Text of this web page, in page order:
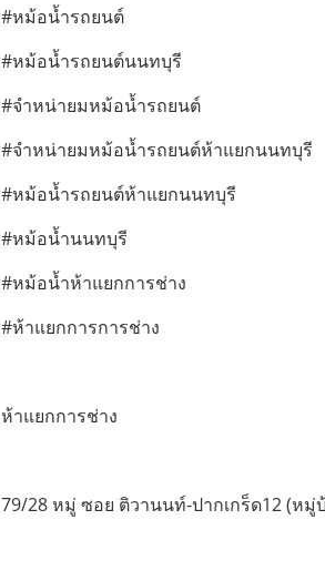
#หม้อน้ำรถยนต์
#หม้อน้ำรถยนต์นนทบุรี
#จำหน่ายมหม้อน้ำรถยนต์
#จำหน่ายมหม้อน้ำรถยนต์ห้าแยกนนทบุรี
#หม้อน้ำรถยนต์ห้าแยกนนทบุรี
#หม้อน้ำนนทบุรี
#หม้อน้ำห้าแยกการช่าง
#ห้าแยกการการช่าง
ห้าแยกการช่าง
79/28 หมู่ ซอย ติวานนท์-ปากเกร็ด12 (หมู่